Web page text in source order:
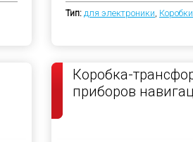
Тип: для электроники,
Коробка-
приборов